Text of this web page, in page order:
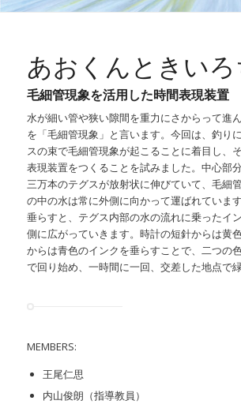
あおくんときい
毛細管現象を活用した時間表現装置
水が細い管や狭い隙間を重力にさからって進
を「毛細管現象」と言います。今回は、釣り
スの束で毛細管現象が起こることに着目し、
表現装置をつくることを試みました。中心部
三万本のテグスが放射状に伸びていて、毛細
の中の水は常に外側に向かって運ばれていま
垂らすと、テグス内部の水の流れに乗ったイ
側に広がっていきます。時計の短針からは黄
からは青色のインクを垂らすことで、二つの
で回り始め、一時間に一回、交差した地点で
MEMBERS:
王尾仁思
内山俊朗（指導教員）